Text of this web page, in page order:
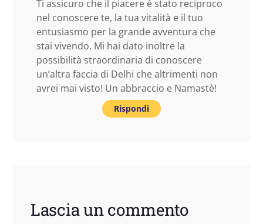
Ti assicuro che il piacere è stato reciproco
nel conoscere te, la tua vitalità e il tuo
entusiasmo per la grande avventura che
stai vivendo. Mi hai dato inoltre la
possibilità straordinaria di conoscere
un’altra faccia di Delhi che altrimenti non
avrei mai visto! Un abbraccio e Namastè!
Rispondi
Lascia un commento